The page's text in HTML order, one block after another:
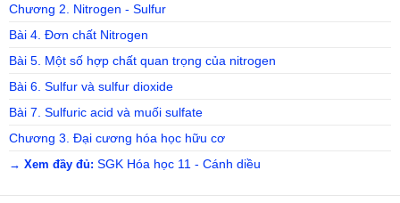
Chương 2. Nitrogen - Sulfur
Bài 4. Đơn chất Nitrogen
Bài 5. Một số hợp chất quan trọng của nitrogen
Bài 6. Sulfur và sulfur dioxide
Bài 7. Sulfuric acid và muối sulfate
Chương 3. Đại cương hóa học hữu cơ
→ Xem đầy đủ: SGK Hóa học 11 - Cánh diều